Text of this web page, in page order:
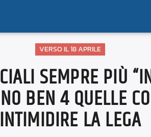
VERSO IL 18 APRILE
SEMPRE PIÙ
BEN 4 QUELLE
INTIMIDIRE LA LEGA